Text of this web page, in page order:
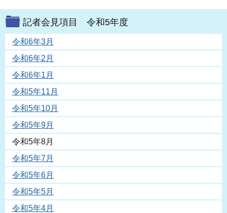
記者会見項目 令和5年度
令和6年3月
令和6年2月
令和6年1月
令和5年11月
令和5年10月
令和5年9月
令和5年8月
令和5年7月
令和5年6月
令和5年5月
令和5年4月